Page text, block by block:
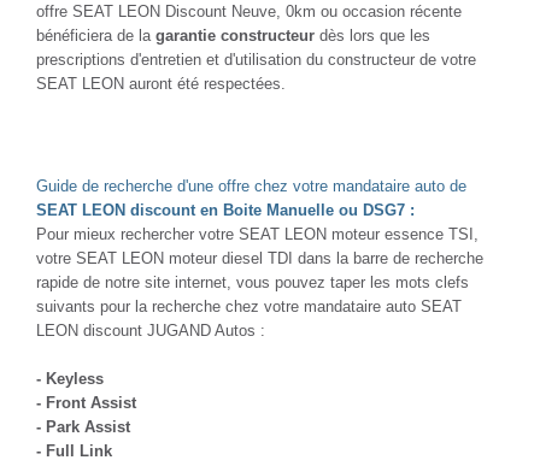
offre SEAT LEON Discount Neuve, 0km ou occasion récente
bénéficiera de la garantie constructeur dès lors que les
prescriptions d'entretien et d'utilisation du constructeur de votre
SEAT LEON auront été respectées.
Guide de recherche d'une offre chez votre mandataire auto de
SEAT LEON discount en Boite Manuelle ou DSG7 :
Pour mieux rechercher votre SEAT LEON moteur essence TSI,
votre SEAT LEON moteur diesel TDI dans la barre de recherche
rapide de notre site internet, vous pouvez taper les mots clefs
suivants pour la recherche chez votre mandataire auto SEAT
LEON discount JUGAND Autos :
- Keyless
- Front Assist
- Park Assist
- Full Link